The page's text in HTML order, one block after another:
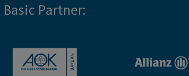
Basic Partner: